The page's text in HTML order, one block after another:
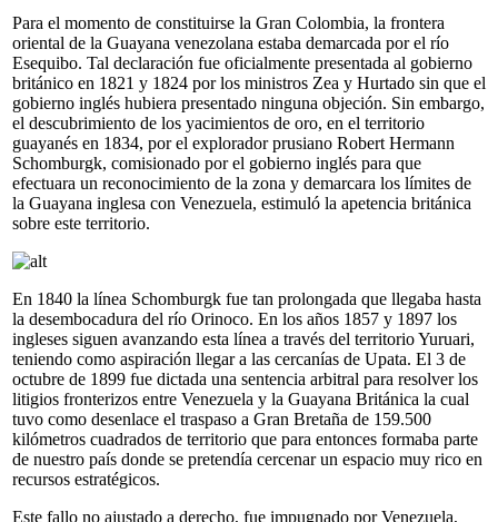
Para el momento de constituirse la Gran Colombia, la frontera
oriental de la Guayana venezolana estaba demarcada por el río
Esequibo. Tal declaración fue oficialmente presentada al gobierno
británico en 1821 y 1824 por los ministros Zea y Hurtado sin que el
gobierno inglés hubiera presentado ninguna objeción. Sin embargo,
el descubrimiento de los yacimientos de oro, en el territorio
guayanés en 1834, por el explorador prusiano Robert Hermann
Schomburgk, comisionado por el gobierno inglés para que
efectuara un reconocimiento de la zona y demarcara los límites de
la Guayana inglesa con Venezuela, estimuló la apetencia británica
sobre este territorio.
En 1840 la línea Schomburgk fue tan prolongada que llegaba hasta
la desembocadura del río Orinoco. En los años 1857 y 1897 los
ingleses siguen avanzando esta línea a través del territorio Yuruari,
teniendo como aspiración llegar a las cercanías de Upata. El 3 de
octubre de 1899 fue dictada una sentencia arbitral para resolver los
litigios fronterizos entre Venezuela y la Guayana Británica la cual
tuvo como desenlace el traspaso a Gran Bretaña de 159.500
kilómetros cuadrados de territorio que para entonces formaba parte
de nuestro país donde se pretendía cercenar un espacio muy rico en
recursos estratégicos.
Este fallo no ajustado a derecho, fue impugnado por Venezuela,